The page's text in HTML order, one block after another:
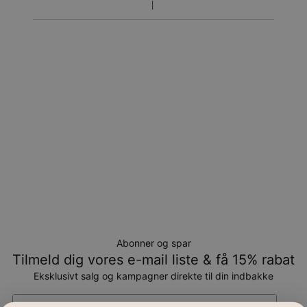
Abonner og spar
Tilmeld dig vores e-mail liste & få 15% rabat
Eksklusivt salg og kampagner direkte til din indbakke